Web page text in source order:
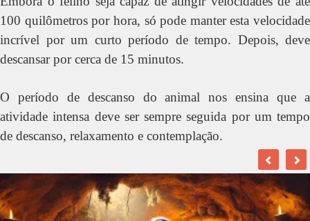
100 quilômetros por hora, só pode manter esta velocidade
incrível por um curto período de tempo. Depois, deve
descansar por cerca de 15 minutos.
O período de descanso do animal nos ensina que a
atividade intensa deve ser sempre seguida por um tempo
de descanso, relaxamento e contemplação.